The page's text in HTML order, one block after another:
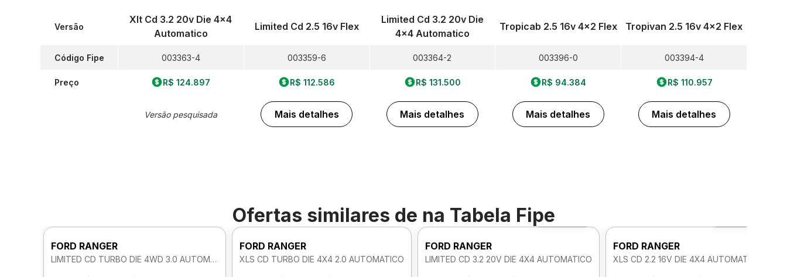
Versão
Código Fipe
Preço
Xlt Cd 3.2 20v Die 4x4
Automatico
003363-4
R$ 124.897
Versão pesquisada
Limited Cd 2.5 16v Flex
003359-6
R$ 112.586
Mais detalhes
Limited Cd 3.2 20v Die
4x4 Automatico
003364-2
R$ 131.500
Mais detalhes
Tropicab 2.5 16v 4x2 Flex
003396-0
R$ 94.384
Mais detalhes
Tropivan 2.5 16v 4x2 Flex
003394-4
R$ 110.957
Mais detalhes
Ofertas similares de na Tabela Fipe
FORD RANGER
LIMITED CD TURBO DIE 4WD 3.0 AUTOMATICO
FORD RANGER
XLS CD TURBO DIE 4X4 2.0 AUTOMATICO
Foto 360º
FORD RANGER
LIMITED CD 3.2 20V DIE 4X4 AUTOMATICO
FORD RANGER
XLS CD 2.2 16V DIE 4X4 AUTOMATICO